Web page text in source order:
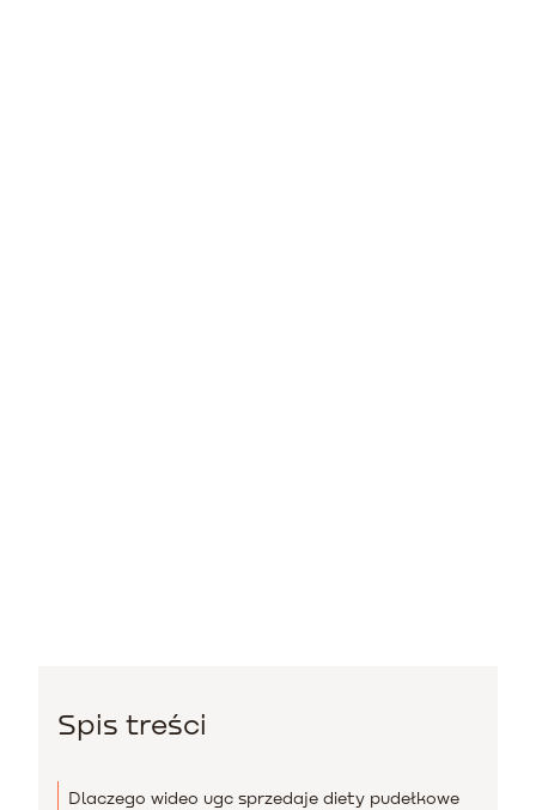
Spis treści
Dlaczego wideo ugc sprzedaje diety pudełkowe